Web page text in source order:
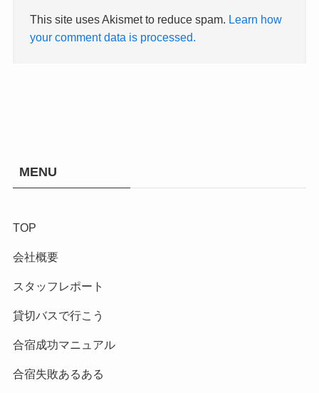
This site uses Akismet to reduce spam. Learn how
your comment data is processed.
MENU
TOP
会社概要
スタッフレポート
貸切バスで行こう
合宿成功マニュアル
合宿失敗あるある